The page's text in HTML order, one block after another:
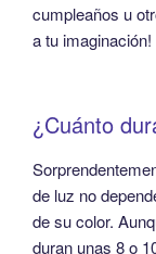
cumpleaños u
a tu imaginación!
¿Cuánto
de luz no
de su color.
duran unas 8 o